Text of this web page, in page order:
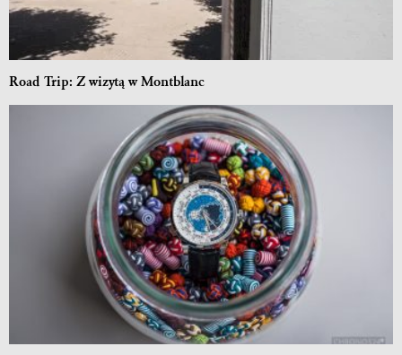
Road Trip: Z wizytą w Montblanc